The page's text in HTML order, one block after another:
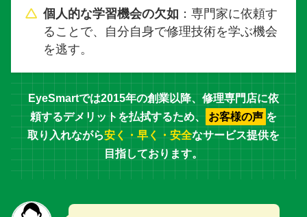
個人的な学習機会の欠如 ：専門家に依頼す
ることで、自分自身で修理技術を学ぶ機会
を逃す。
EyeSmartでは2015年の創業以降、修理専門店に依
頼するデメリットを払拭するため、 お客様の声 を
取り入れながら安く・早く・安全なサービス提供を
目指しております。